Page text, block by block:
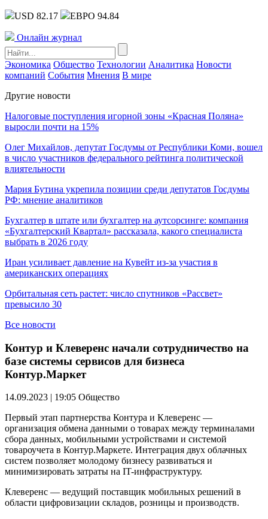
USD 82.17 ЕВРО 94.84
Онлайн журнал
Экономика Общество Технологии Аналитика Новости
компаний События Мнения В мире
Другие новости
Налоговые поступления игорной зоны «Красная Поляна»
выросли почти на 15%
Олег Михайлов, депутат Госдумы от Республики Коми, вошел
в число участников федерального рейтинга политической
влиятельности
Мария Бутина укрепила позиции среди депутатов Госдумы
РФ: мнение аналитиков
Бухгалтер в штате или бухгалтер на аутсорсинге: компания
«Бухгалтерский Квартал» рассказала, какого специалиста
выбрать в 2026 году
Иран усиливает давление на Кувейт из-за участия в
американских операциях
Орбитальная сеть растет: число спутников «Рассвет»
превысило 30
Все новости
Контур и Клеверенс начали сотрудничество на
базе системы сервисов для бизнеса
Контур.Маркет
14.09.2023 | 19:05 Общество
Первый этап партнерства Контура и Клеверенс —
организация обмена данными о товарах между терминалами
сбора данных, мобильными устройствами и системой
товароучета в Контур.Маркете. Интеграция двух облачных
систем позволяет молодому бизнесу развиваться и
минимизировать затраты на IT-инфраструктуру.
Клеверенс — ведущий поставщик мобильных решений в
области цифровизации складов, розницы и производств.